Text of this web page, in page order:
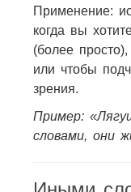
Применение:
когда вы
(более
или чтобы
зрения.
Пример:
словами, они